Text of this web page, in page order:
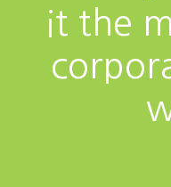
it the